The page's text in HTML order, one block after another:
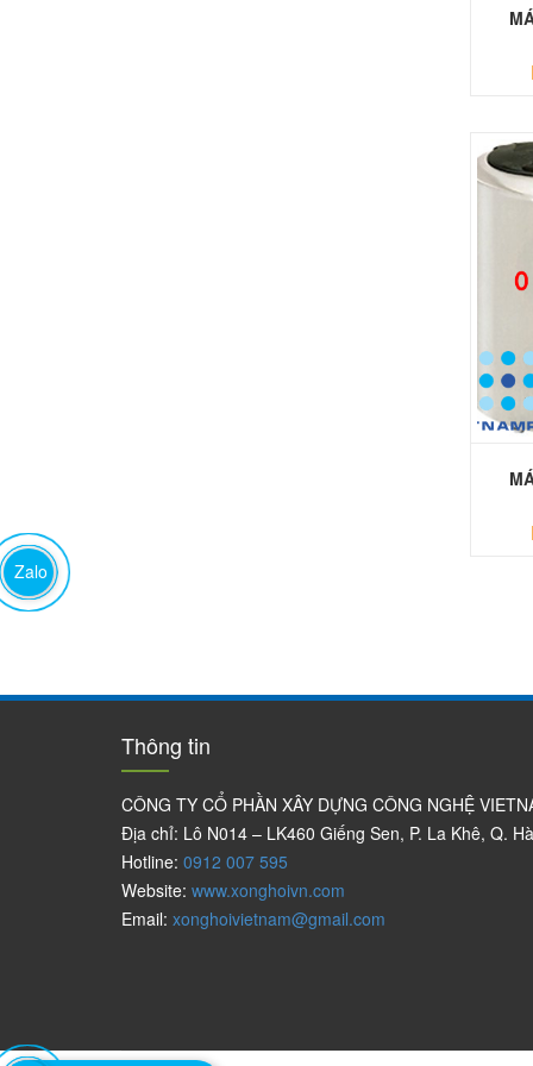
Thông tin
CÔNG TY CỔ PHẦN XÂY DỰNG CÔNG NGHỆ
Địa chỉ: Lô N014 – LK460 Giếng Sen, P. La Khê, Q.
Hotline: 0912 007 595
Website: www.xonghoivn.com
Email: xonghoivietnam@gmail.com
Zalo